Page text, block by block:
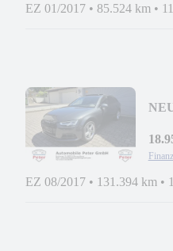
EZ 01/2017 • 85.524 km •
EZ 08/2017 • 131.394 km •